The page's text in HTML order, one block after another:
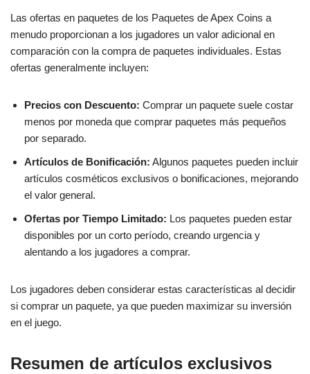
Las ofertas en paquetes de los Paquetes de Apex Coins a
menudo proporcionan a los jugadores un valor adicional en
comparación con la compra de paquetes individuales. Estas
ofertas generalmente incluyen:
Precios con Descuento: Comprar un paquete suele costar
menos por moneda que comprar paquetes más pequeños
por separado.
Artículos de Bonificación: Algunos paquetes pueden incluir
artículos cosméticos exclusivos o bonificaciones, mejorando
el valor general.
Ofertas por Tiempo Limitado: Los paquetes pueden estar
disponibles por un corto período, creando urgencia y
alentando a los jugadores a comprar.
Los jugadores deben considerar estas características al decidir
si comprar un paquete, ya que pueden maximizar su inversión
en el juego.
Resumen de artículos exclusivos